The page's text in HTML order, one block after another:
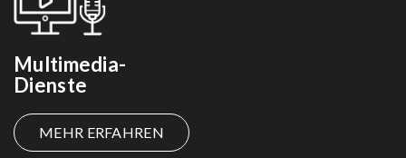
Multimedia-
Dienste
MEHR ERFAHREN